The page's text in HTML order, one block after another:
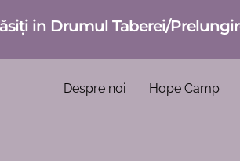
in Drumul Taberei/
Despre noi Hope Camp